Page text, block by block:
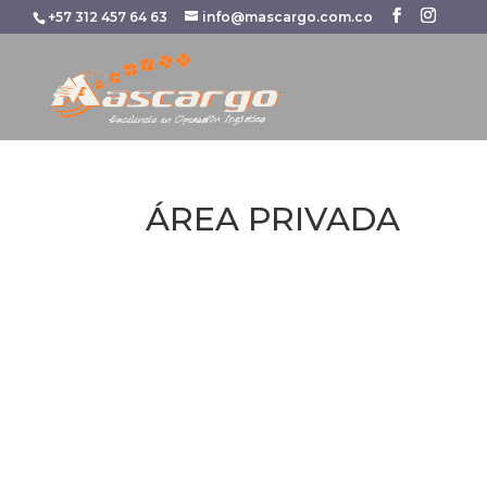
+57 312 457 64 63 info@mascargo.com.co
ÁREA PRIVADA